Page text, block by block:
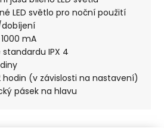
LED světlo pro noční použití
dobíjení
mA
IPX 4
hodin (v závislosti na nastavení)
pásek na hlavu